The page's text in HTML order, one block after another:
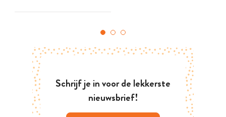
Schrijf je in voor de lekkerste
nieuwsbrief!